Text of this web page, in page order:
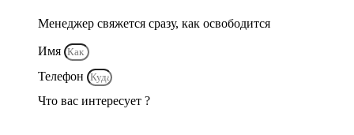
Менеджер свяжется сразу, как освободится
Имя
Телефон
Что вас интересует ?